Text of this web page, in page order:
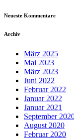
Neueste Kommentare
Archiv
März 2025
Mai 2023
März 2023
Juni 2022
Februar 2022
Januar 2022
Januar 2021
September
August 2020
Februar 2020